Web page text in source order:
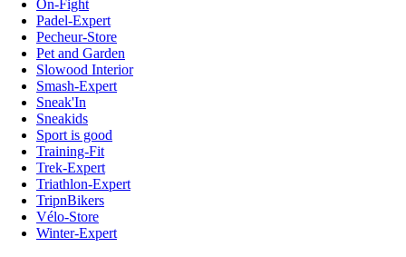
On-Fight
Padel-Expert
Pecheur-Store
Pet and Garden
Slowood Interior
Smash-Expert
Sneak'In
Sneakids
Sport is good
Training-Fit
Trek-Expert
Triathlon-Expert
TripnBikers
Vélo-Store
Winter-Expert